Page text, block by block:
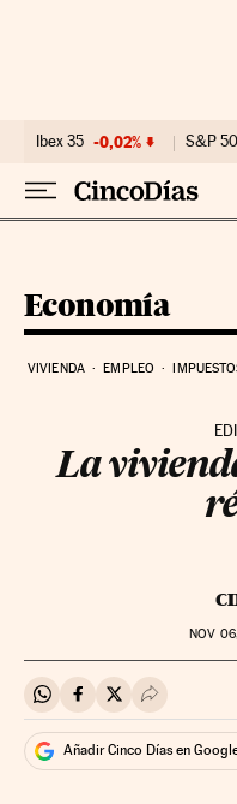
Ibex 35 -0,02% S&P
Economía
VIVIENDA EMPLEO
La
NOV
Compartir en Whatsapp
Compartir en
Compartir en
Desplegar
Añadir Cinco Días en